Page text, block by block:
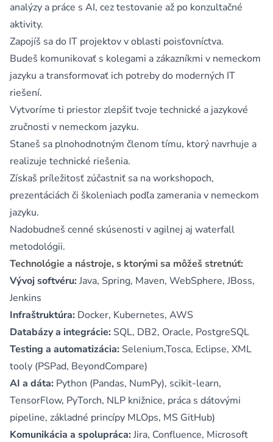
analýzy a práce s AI, cez testovanie až po konzultačné
aktivity.
Zapojíš sa do IT projektov v oblasti poisťovníctva.
Budeš komunikovať s kolegami a zákazníkmi v nemeckom
jazyku a transformovať ich potreby do moderných IT
riešení.
Vytvoríme ti priestor zlepšiť tvoje technické a jazykové
zručnosti v nemeckom jazyku.
Staneš sa plnohodnotným členom tímu, ktorý navrhuje a
realizuje technické riešenia.
Získaš príležitosť zúčastniť sa na workshopoch,
prezentáciách či školeniach podľa zamerania v nemeckom
jazyku.
Nadobudneš cenné skúsenosti v agilnej aj waterfall
metodológii.
Technológie a nástroje, s ktorými sa môžeš stretnúť:
Vývoj softvéru:Java, Spring, Maven, WebSphere, JBoss,
Jenkins
Infraštruktúra: Docker, Kubernetes, AWS
Databázy a integrácie: SQL, DB2, Oracle, PostgreSQL
Testing a automatizácia: Selenium,Tosca, Eclipse, XML
tooly (PSPad, BeyondCompare)
AI a dáta: Python (Pandas, NumPy), scikit-learn,
TensorFlow, PyTorch, NLP knižnice, práca s dátovými
pipeline, základné princípy MLOps, MS GitHub)
Komunikácia a spolupráca:Jira, Confluence, Microsoft